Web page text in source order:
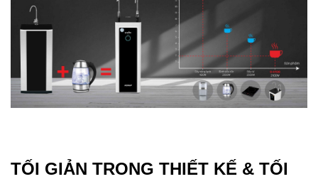
TỐI GIẢN TRONG THIẾT KẾ & TỐI